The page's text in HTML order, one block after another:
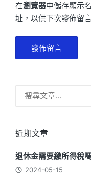
在瀏覽器中儲存顯示
址，以供下次發佈留
近期文章
退休金需要繳所得稅
2024-05-15